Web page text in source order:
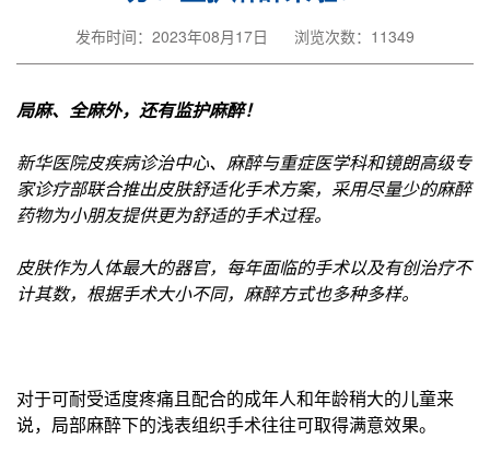
发布时间：2023年08月17日 浏览次数：11349
局麻、全麻外，还有监护麻醉！
新华医院皮疾病诊治中心、麻醉与重症医学科和镜朗高级专
家诊疗部联合推出皮肤舒适化手术方案，采用尽量少的麻醉
药物为小朋友提供更为舒适的手术过程。
皮肤作为人体最大的器官，每年面临的手术以及有创治疗不
计其数，根据手术大小不同，麻醉方式也多种多样。
对于可耐受适度疼痛且配合的成年人和年龄稍大的儿童来
说，局部麻醉下的浅表组织手术往往可取得满意效果。